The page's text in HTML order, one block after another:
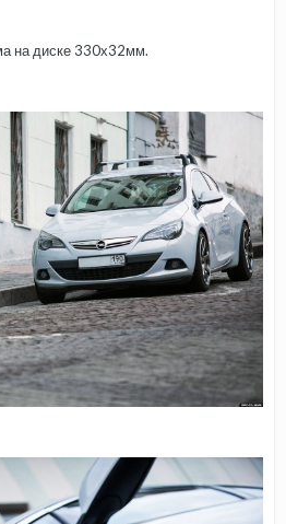
на диске 330х32мм.